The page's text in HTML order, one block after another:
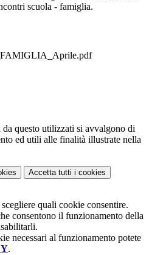
scuola - famiglia.
questo utilizzati si avvalgono di
ed utili alle finalità illustrate nella
Accetta tutti i cookies
quali cookie consentire.
consentono il funzionamento della
necessari al funzionamento potete
.